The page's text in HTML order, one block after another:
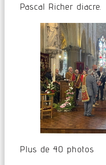
Pascal Richer diacre.
Plus de 40 photos